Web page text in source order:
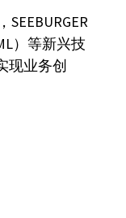
）等新兴技
现业务创